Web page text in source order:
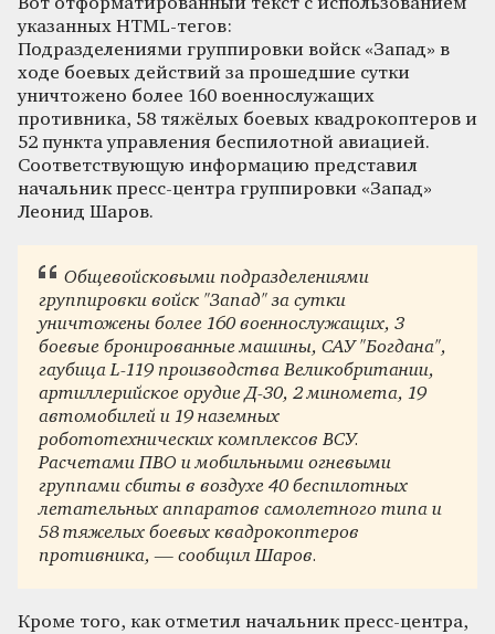
указанных HTML-тегов:
Подразделениями группировки войск «Запад» в
ходе боевых действий за прошедшие сутки
уничтожено более 160 военнослужащих
противника, 58 тяжёлых боевых квадрокоптеров и
52 пункта управления беспилотной авиацией.
Соответствующую информацию представил
начальник пресс-центра группировки «Запад»
Леонид Шаров.
Общевойсковыми подразделениями
группировки войск "Запад" за сутки
уничтожены более 160 военнослужащих, 3
боевые бронированные машины, САУ "Богдана",
гаубица L-119 производства Великобритании,
артиллерийское орудие Д-30, 2 миномета, 19
автомобилей и 19 наземных
робототехнических комплексов ВСУ.
Расчетами ПВО и мобильными огневыми
группами сбиты в воздухе 40 беспилотных
летательных аппаратов самолетного типа и
58 тяжелых боевых квадрокоптеров
противника, — сообщил Шаров.
Кроме того, как отметил начальник пресс-центра,